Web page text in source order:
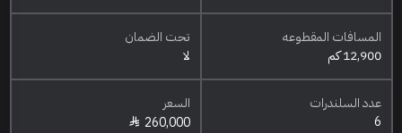
المسافات المقطوعه
12,900 كم
تحت الضمان
لا
عدد السلندرات
6
السعر
260,000